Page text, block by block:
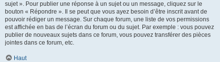
sujet ». Pour publier une réponse à un sujet ou un message, cliquez sur le
bouton « Répondre ». Il se peut que vous ayez besoin d’être inscrit avant de
pouvoir rédiger un message. Sur chaque forum, une liste de vos permissions
est affichée en bas de l’écran du forum ou du sujet. Par exemple : vous pouvez
publier de nouveaux sujets dans ce forum, vous pouvez transférer des pièces
jointes dans ce forum, etc.
Haut